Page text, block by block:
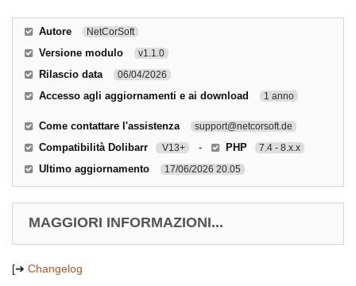
Autore NetCorSoft
Versione modulo v1.1.0
Rilascio data 06/04/2026
Accesso agli aggiornamenti e ai download 1 anno
Come contattare l'assistenza support@netcorsoft.de
Compatibilità Dolibarr V13+ - PHP 7.4 - 8.x.x
Ultimo aggiornamento 17/06/2026 20.05
MAGGIORI INFORMAZIONI...
[➔ Changelog